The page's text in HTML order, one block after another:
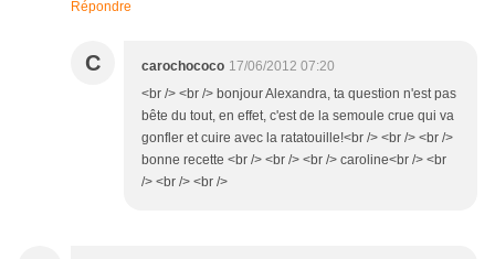
Répondre
C carochococo 17/06/2012 07:20
<br /> <br /> bonjour Alexandra, ta question n'est pas
bête du tout, en effet, c'est de la semoule crue qui va
gonfler et cuire avec la ratatouille!<br /> <br /> <br />
bonne recette <br /> <br /> <br /> caroline<br /> <br
/> <br /> <br />